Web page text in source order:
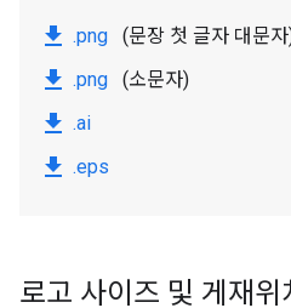
file_download .png (문장 첫 글자 대문
file_download .png (소문자)
file_download .ai
file_download .eps
로고 사이즈 및 게재위